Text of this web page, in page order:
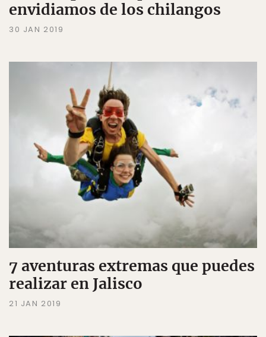
envidiamos de los chilangos
30 JAN 2019
7 aventuras extremas que puedes
realizar en Jalisco
21 JAN 2019